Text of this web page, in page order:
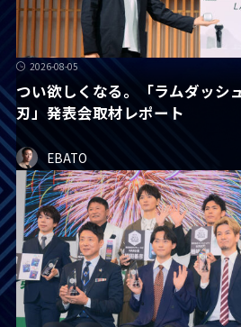
2026-08-05
つい欲しくなる。「ラムダッシ
刃」発表会取材レポート
EBATO